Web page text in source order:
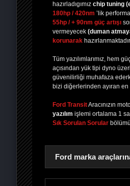
PAYLAŞPAYLAŞPLUS'TA
hazırladıgımız chip tuning
180hp / 420nm ’lik
55hp / + 90nm güç artışı
vermeyecek (duman
korunarak
Tüm yazılımlarımız, hem
açısından yük tipi dyno
güvenilirliği muhafaza
bizi diğerlerinden ayıran
Ford TransitAracınızın
yazılım işlemi ortalama 1
Sık Sorulan Sorular
Ford marka